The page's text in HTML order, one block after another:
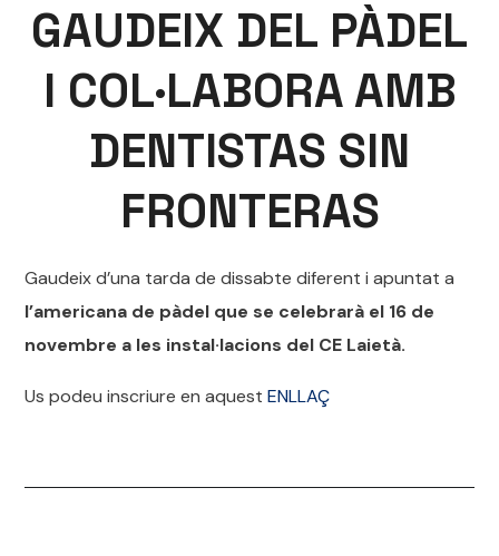
GAUDEIX DEL PÀDEL
I COL·LABORA AMB
DENTISTAS SIN
FRONTERAS
Gaudeix d’una tarda de dissabte diferent i apuntat a
l’americana de pàdel que se celebrarà el 16 de
novembre a les instal·lacions del CE Laietà.
Us podeu inscriure en aquestENLLAÇ